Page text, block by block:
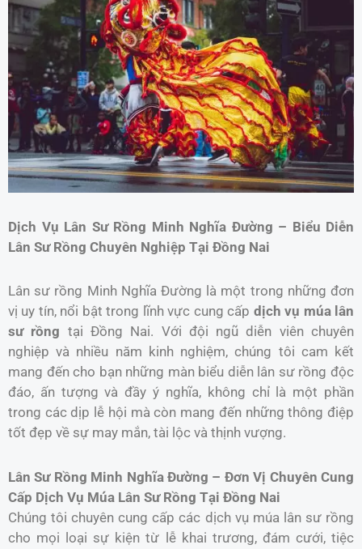
Dịch Vụ Lân Sư Rồng Minh Nghĩa Đường – Biểu Diễn
Lân Sư Rồng Chuyên Nghiệp Tại Đồng Nai
Lân sư rồng Minh Nghĩa Đường là một trong những đơn
vị uy tín, nổi bật trong lĩnh vực cung cấp dịch vụ múa lân
sư rồng tại Đồng Nai. Với đội ngũ diễn viên chuyên
nghiệp và nhiều năm kinh nghiệm, chúng tôi cam kết
mang đến cho bạn những màn biểu diễn lân sư rồng độc
đáo, ấn tượng và đầy ý nghĩa, không chỉ là một phần
trong các dịp lễ hội mà còn mang đến những thông điệp
tốt đẹp về sự may mắn, tài lộc và thịnh vượng.
Lân Sư Rồng Minh Nghĩa Đường – Đơn Vị Chuyên Cung
Cấp Dịch Vụ Múa Lân Sư Rồng Tại Đồng Nai
Chúng tôi chuyên cung cấp các dịch vụ múa lân sư rồng
cho mọi loại sự kiện từ lễ khai trương, đám cưới, tiệc